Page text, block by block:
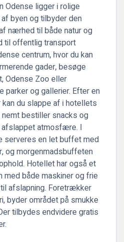
Odense ligger i rolige
byen og tilbyder den
nærhed til både natur og
til offentlig transport
centrum, hvor du kan
gader, besøge
Odense Zoo eller
parker og gallerier. Efter en
du slappe af i hotellets
nemt bestiller snacks og
afslappet atmosfære. I
serveres en let buffet med
og morgenmadsbuffeten
Hotellet har også et
både maskiner og frie
afslapning. Foretrækker
byder området på smukke
tilbydes endvidere gratis